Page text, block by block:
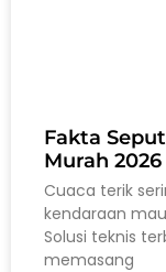
Fakta
Murah 2026
Cuaca terik
kendaraan
Solusi teknis
memasang